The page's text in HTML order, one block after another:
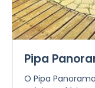
Pipa
O Pipa